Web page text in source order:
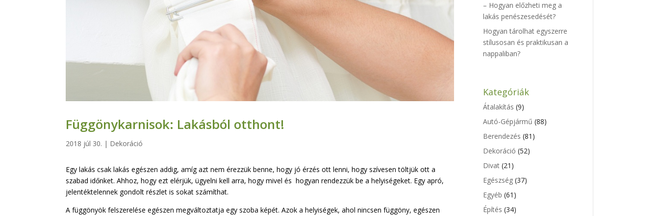
Függönykarnisok: Lakásból otthont!
2018 júl 30. | Dekoráció
Egy lakás csak lakás egészen addig, amíg azt nem érezzük benne, hogy jó érzés ott lenni, hogy szívesen töltjük ott a
szabad időnket. Ahhoz, hogy ezt elérjük, ügyelni kell arra, hogy mivel és hogyan rendezzük be a helyiségeket. Egy apró,
jelentéktelennek gondolt részlet is sokat számíthat.
A függönyök felszerelése egészen megváltoztatja egy szoba képét. Azok a helyiségek, ahol nincsen függöny, egészen
– Hogyan előzheti meg a
lakás penészesedését?
Hogyan tárolhat egyszerre
stílusosan és praktikusan a
nappaliban?
Kategóriák
Átalakítás (9)
Autó-Gépjármű (88)
Berendezés (81)
Dekoráció (52)
Divat (21)
Egészség (37)
Egyéb (61)
Építés (34)